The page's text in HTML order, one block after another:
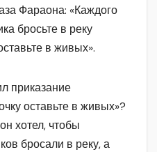
Фараона: «Каждого
бросьте в реку
в живых».
приказание
оставьте в живых»?
хотел, чтобы
бросали в реку, а